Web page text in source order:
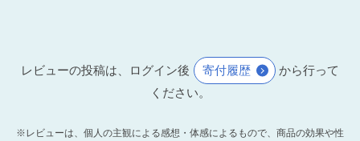
レビューの投稿は、ログイン後 寄付履歴
から行って
ください。
※レビューは、個人の主観による感想・体感によるもので、商品の効果や性